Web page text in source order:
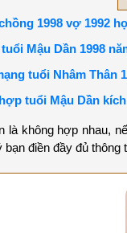
1998 vợ 1992
Mậu Dần 1998
tuổi Nhâm Thân
tuổi Mậu Dần
là không hợp nhau,
bạn điền đầy đủ